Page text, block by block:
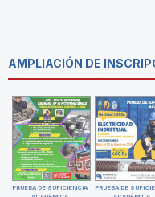
DE SUFICIENCIA
PRUEBA DE SUFICIENCIA